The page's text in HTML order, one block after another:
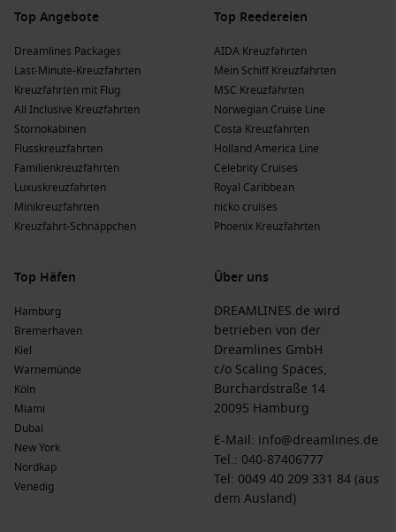
bekannt für die beeindruckende Bibliothek von Celsus.
Beliebte Reiseziele, die Heraklion (Kreta)
besuchen
Östliches Mittelmeer
: Dieses Gebiet ist berühmt für seine
Schönheit, historische Architektur und warmen
Temperaturen. Es bietet viele fantastische Inseln und
Küstenstädte wie
undMykonos .
Griechische Inseln
: Die griechischen Inseln sind bekannt
für ihre herrlichen Strände, blühende Kultur und köstliche
wunderschöne Küsten und die Möglichkeit, viele
verschiedene Länder zu erkunden, einschließlich
und
Westliches Mittelmeer
: Diese Region bezieht sich auf
Länder wie Spanien,
Frankreichund Italien, die reich an
Geschichte, Kunst und Gastronomie sind.
Nordafrika
: Nordafrika, einschließlich Ägyptenund
Tunesien
, bietet eine faszinierende Mischung aus Kulturen
mit historischen Stätten wie den Pyramiden von Gizeh und
Top Angebote
Dreamlines Packages
Last-Minute-Kreuzfahrten
Kreuzfahrten mit Flug
All Inclusive Kreuzfahrten
Stornokabinen
Flusskreuzfahrten
Familienkreuzfahrten
Luxuskreuzfahrten
Minikreuzfahrten
Kreuzfahrt-Schnäppchen
Top Reedereien
AIDA Kreuzfahrten
Mein Schiff Kreuzfahrten
MSC Kreuzfahrten
Norwegian Cruise Line
Costa Kreuzfahrten
Holland America Line
Celebrity Cruises
Royal Caribbean
nicko cruises
Phoenix Kreuzfahrten
Top Häfen
Hamburg
Bremerhaven
Kiel
Warnemünde
Köln
Miami
Dubai
New York
Nordkap
Venedig
Über uns
DREAMLINES.de wird
betrieben von der
Dreamlines GmbH
c/o Scaling Spaces,
Burchardstraße 14
20095 Hamburg
E-Mail: info@dreamlines.de
Tel.: 040-87406777
Tel: 0049 40 209 331 84 (aus
dem Ausland)